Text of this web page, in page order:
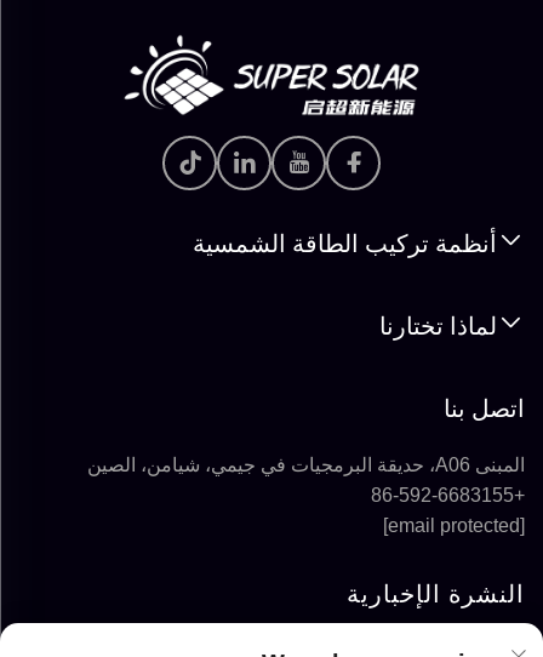
أنظمة تركيب الطاقة الشمسية
لماذا تختارنا
اتصل بنا
المبنى A06، حديقة البرمجيات في جيمي، شيامن، الصين
+86-592-6683155
[email protected]
النشرة الإخبارية